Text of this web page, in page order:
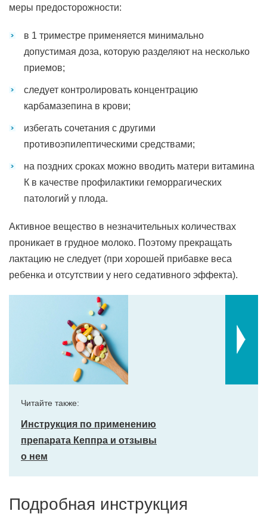
меры предосторожности:
в 1 триместре применяется минимально
допустимая доза, которую разделяют на несколько
приемов;
следует контролировать концентрацию
карбамазепина в крови;
избегать сочетания с другими
противоэпилептическими средствами;
на поздних сроках можно вводить матери витамина
К в качестве профилактики геморрагических
патологий у плода.
Активное вещество в незначительных количествах
проникает в грудное молоко. Поэтому прекращать
лактацию не следует (при хорошей прибавке веса
ребенка и отсутствии у него седативного эффекта).
Читайте также:
Инструкция по применению
препарата Кеппра и отзывы
о нем
Подробная инструкция